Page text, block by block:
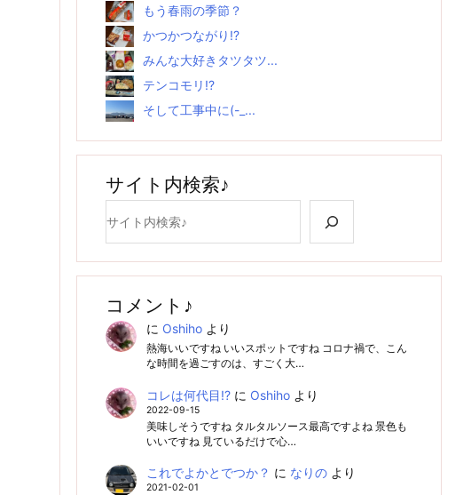
もう春雨の季節？
かつかつながり!?
みんな大好きタツタツ...
テンコモリ!?
そして工事中に(-_...
サイト内検索♪
コメント♪
に Oshihoより
熱海いいですね いいスポットですね コロナ禍で、こん
な時間を過ごすのは、すごく大…
コレは何代目!?に Oshihoより
2022-09-15
美味しそうですね タルタルソース最高ですよね 景色も
いいですね 見ているだけで心…
これでよかとでつか？ に なりのより
2021-02-01